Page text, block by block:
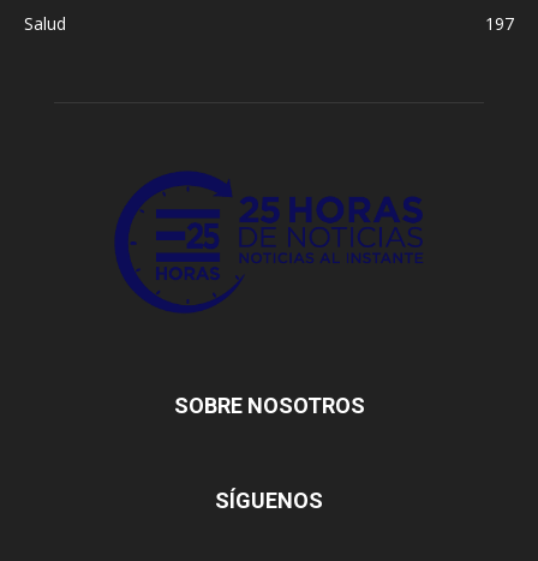
Salud
197
SOBRE NOSOTROS
SÍGUENOS